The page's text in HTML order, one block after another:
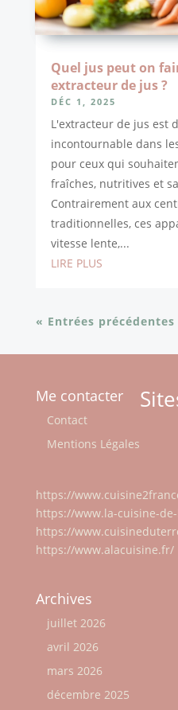
Quel jus peut on
extracteur de jus ?
DÉC 1, 2025
L'extracteur de jus est
incontournable dans
pour ceux qui
fraîches, nutritives et
Contrairement aux
traditionnelles, ces
vitesse lente,...
LIRE PLUS
« Entrées précédentes
Me contacter
Contact
Mentions Légales
https://
https://www.la-cuisine-
https://
https://www.alacuisine.fr/
Archives
juillet 2026
avril 2026
mars 2026
décembre 2025